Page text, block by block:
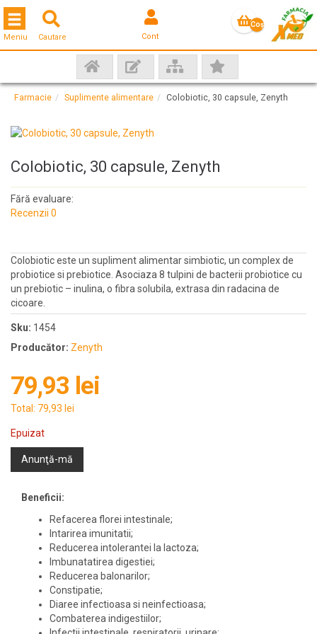
Cautare Cont
Coş
Toggle navigation
Meniu
Farmacie Suplimente alimentare Colobiotic, 30 capsule, Zenyth
Colobiotic, 30 capsule, Zenyth
Fără evaluare:
Recenzii 0
Colobiotic este un supliment alimentar simbiotic, un complex de
probiotice si prebiotice. Asociaza 8 tulpini de bacterii probiotice cu
un prebiotic – inulina, o fibra solubila, extrasa din radacina de
cicoare.
Sku: 1454
Producător: Zenyth
79,93 lei
Total: 79,93 lei
Epuizat
Anunţă-mă
Beneficii:
Refacerea florei intestinale;
Intarirea imunitatii;
Reducerea intolerantei la lactoza;
Imbunatatirea digestiei;
Reducerea balonarilor;
Constipatie;
Diaree infectioasa si neinfectioasa;
Combaterea indigestiilor;